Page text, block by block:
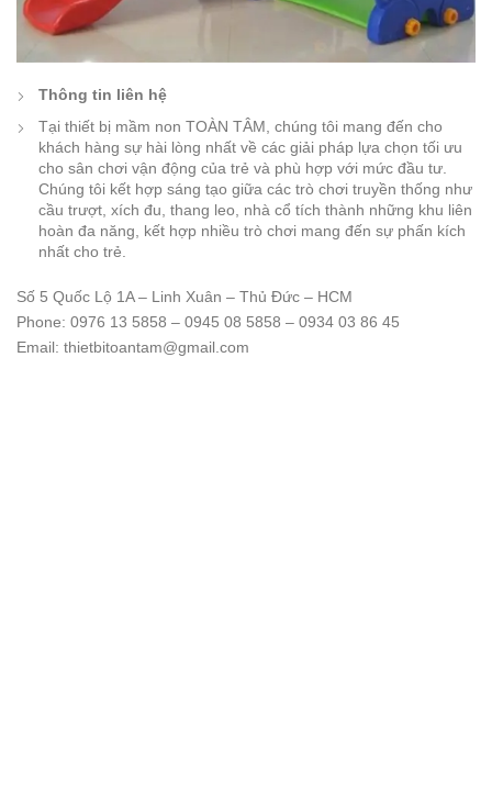
Thông tin liên hệ
Tại thiết bị mầm non TOÀN TÂM, chúng tôi mang đến cho
khách hàng sự hài lòng nhất về các giải pháp lựa chọn tối ưu
cho sân chơi vận động của trẻ và phù hợp với mức đầu tư.
Chúng tôi kết hợp sáng tạo giữa các trò chơi truyền thống như
cầu trượt, xích đu, thang leo, nhà cổ tích thành những khu liên
hoàn đa năng, kết hợp nhiều trò chơi mang đến sự phấn kích
nhất cho trẻ.
Số 5 Quốc Lộ 1A – Linh Xuân – Thủ Đức – HCM
Phone: 0976 13 5858 – 0945 08 5858 – 0934 03 86 45
Email: thietbitoantam@gmail.com